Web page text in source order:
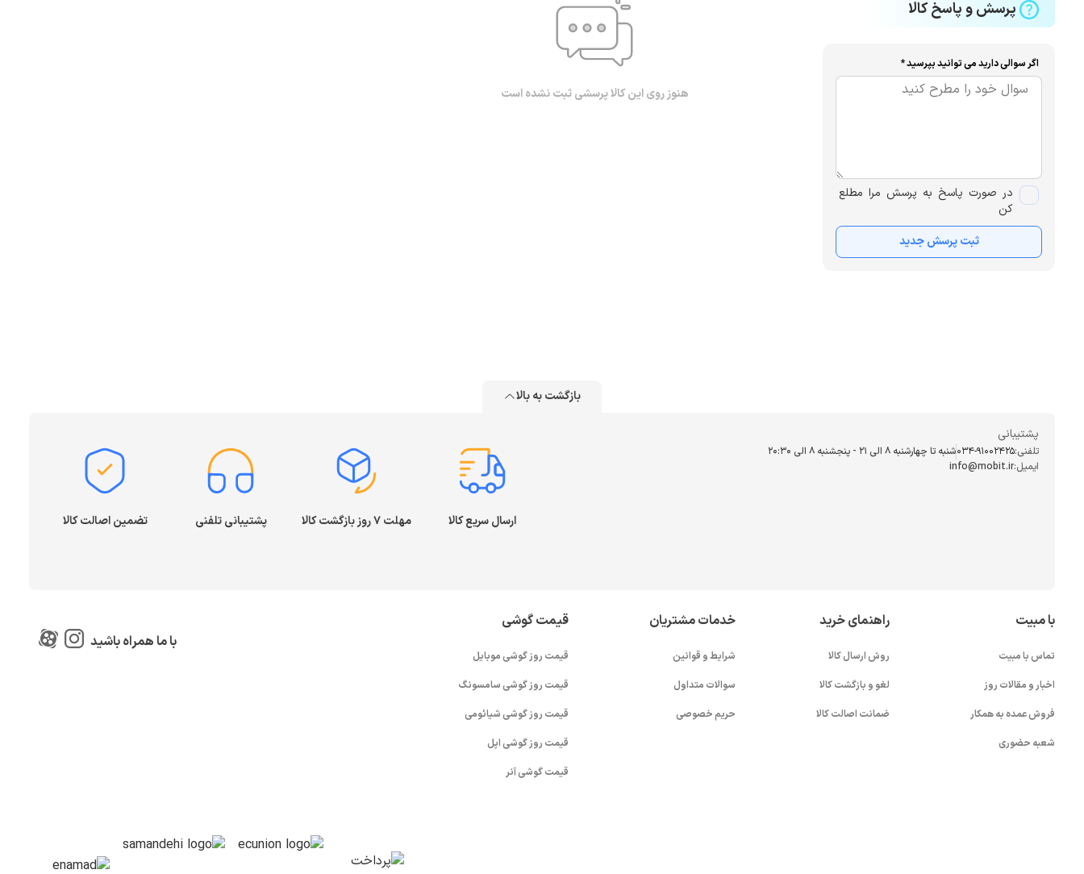
پرسش و پاسخ کالا
اگر سوالی دارید می توانید بپرسید *
در صورت پاسخ به پرسش مرا مطلع
کن
ثبت پرسش جدید
هنوز روی این کالا پرسشی ثبت نشده است
بازگشت به بالا
پشتیبانی
تلفنی:034-91002425شنبه تا چهارشنبه ۸ الی ۲۱ - پنجشنبه 8 الی ۲۰:۳۰
ایمیل:info@mobit.ir
ارسال سریع کالا مهلت ۷ روز بازگشت کالا پشتیبانی تلفنی تضمین اصالت کالا
با مبیت
تماس با مبیت
اخبار و مقالات روز
فروش عمده به همکار
شعبه حضوری
راهنمای خرید
روش ارسال کالا
لغو و بازگشت کالا
ضمانت اصالت کالا
خدمات مشتریان
شرایط و قوانین
سوالات متداول
حریم خصوصی
قیمت گوشی
قیمت روز گوشی موبایل
قیمت روز گوشی سامسونگ
قیمت روز گوشی شیائومی
قیمت روز گوشی اپل
قیمت گوشی آنر
با ما همراه باشید